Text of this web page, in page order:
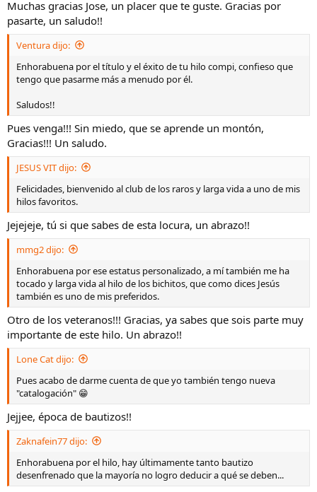
Muchas gracias Jose, un placer que te guste. Gracias por
pasarte, un saludo!!
Ventura dijo:
Enhorabuena por el título y el éxito de tu hilo compi, confieso que
tengo que pasarme más a menudo por él.
Saludos!!
Pues venga!!! Sin miedo, que se aprende un montón,
Gracias!!! Un saludo.
JESUS VIT dijo:
Felicidades, bienvenido al club de los raros y larga vida a uno de mis
hilos favoritos.
Jejejeje, tú si que sabes de esta locura, un abrazo!!
mmg2 dijo:
Enhorabuena por ese estatus personalizado, a mí también me ha
tocado y larga vida al hilo de los bichitos, que como dices Jesús
también es uno de mis preferidos.
Otro de los veteranos!!! Gracias, ya sabes que sois parte muy
importante de este hilo. Un abrazo!!
Lone Cat dijo:
Pues acabo de darme cuenta de que yo también tengo nueva
"catalogación" 😁
Jejjee, época de bautizos!!
Zaknafein77 dijo:
Enhorabuena por el hilo, hay últimamente tanto bautizo
desenfrenado que la mayoría no logro deducir a qué se deben...